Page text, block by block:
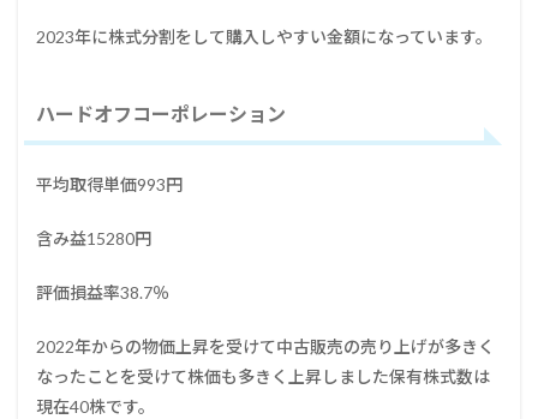
2023年に株式分割をして購入しやすい金額になっています。
ハードオフコーポレーション
平均取得単価993円
含み益15280円
評価損益率38.7％
2022年からの物価上昇を受けて中古販売の売り上げが多きく
なったことを受けて株価も多きく上昇しました保有株式数は
現在40株です。